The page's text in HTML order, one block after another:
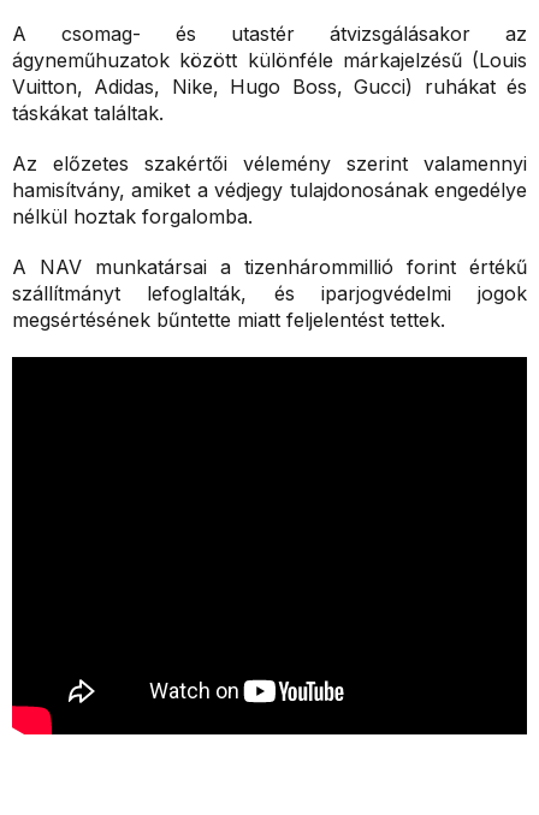
A csomag- és utastér átvizsgálásakor az
ágyneműhuzatok között különféle márkajelzésű (Louis
Vuitton, Adidas, Nike, Hugo Boss, Gucci) ruhákat és
táskákat találtak.
Az előzetes szakértői vélemény szerint valamennyi
hamisítvány, amiket a védjegy tulajdonosának engedélye
nélkül hoztak forgalomba.
A NAV munkatársai a tizenhárommillió forint értékű
szállítmányt lefoglalták, és iparjogvédelmi jogok
megsértésének bűntette miatt feljelentést tettek.